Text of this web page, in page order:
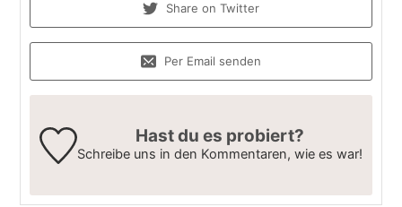
Share on Twitter
Per Email senden
Hast du es probiert?
Schreibe uns in den Kommentaren, wie es war!